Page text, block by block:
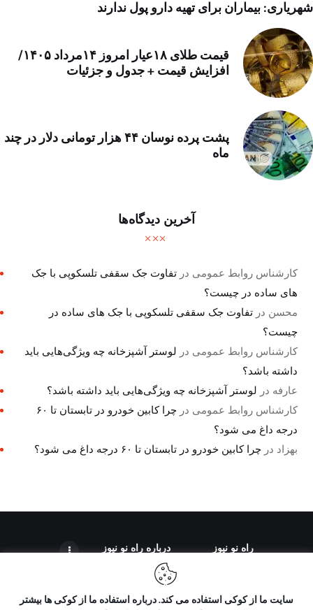
شهریاری: بیماران برای تهیه دارو پول ندارند
قیمت طلای ۱۸عیار امروز ۱۴مرداد ۱۴۰۵/
افزایش قیمت + جدول و جزئیات
پشت پرده نوسان ۴۴ هزار تومانی دلار در چند
ماه
آخرین دیدگاه‌ها
کارشناس روابط عمومی درتفاوت جک سقفی تلسکوپی با جک
های ساده در چیست؟
محسن درتفاوت جک سقفی تلسکوپی با جک های ساده در
چیست؟
کارشناس روابط عمومی در لوستر آشپزخانه چه ویژگی‌هایی باید
داشته باشد؟
عارفه در لوستر آشپزخانه چه ویژگی‌هایی باید داشته باشد؟
کارشناس روابط عمومی در
چرا کابین خودرو در تابستان تا ۶۰
درجه داغ می شود؟
بهزاد درچرا کابین خودرو در تابستان تا ۶۰ درجه داغ می شود؟
راه نو نیوز درباره راه‌ نو نیوز
سایت ما از کوکی استفاده می کند. درباره استفاده ما از کوکی ها بیشتر